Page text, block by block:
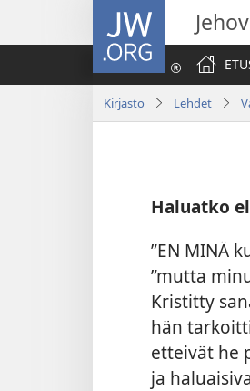
JW.ORG
Kirjasto Lehdet
Haluatko
”EN MINÄ
”mutta
Kristitty
hän
etteivät he
ja